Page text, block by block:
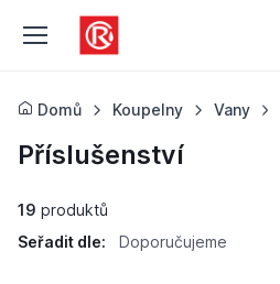
Domů Koupelny Vany
Příslušenství
19 produktů
Seřadit dle:
Doporučujeme